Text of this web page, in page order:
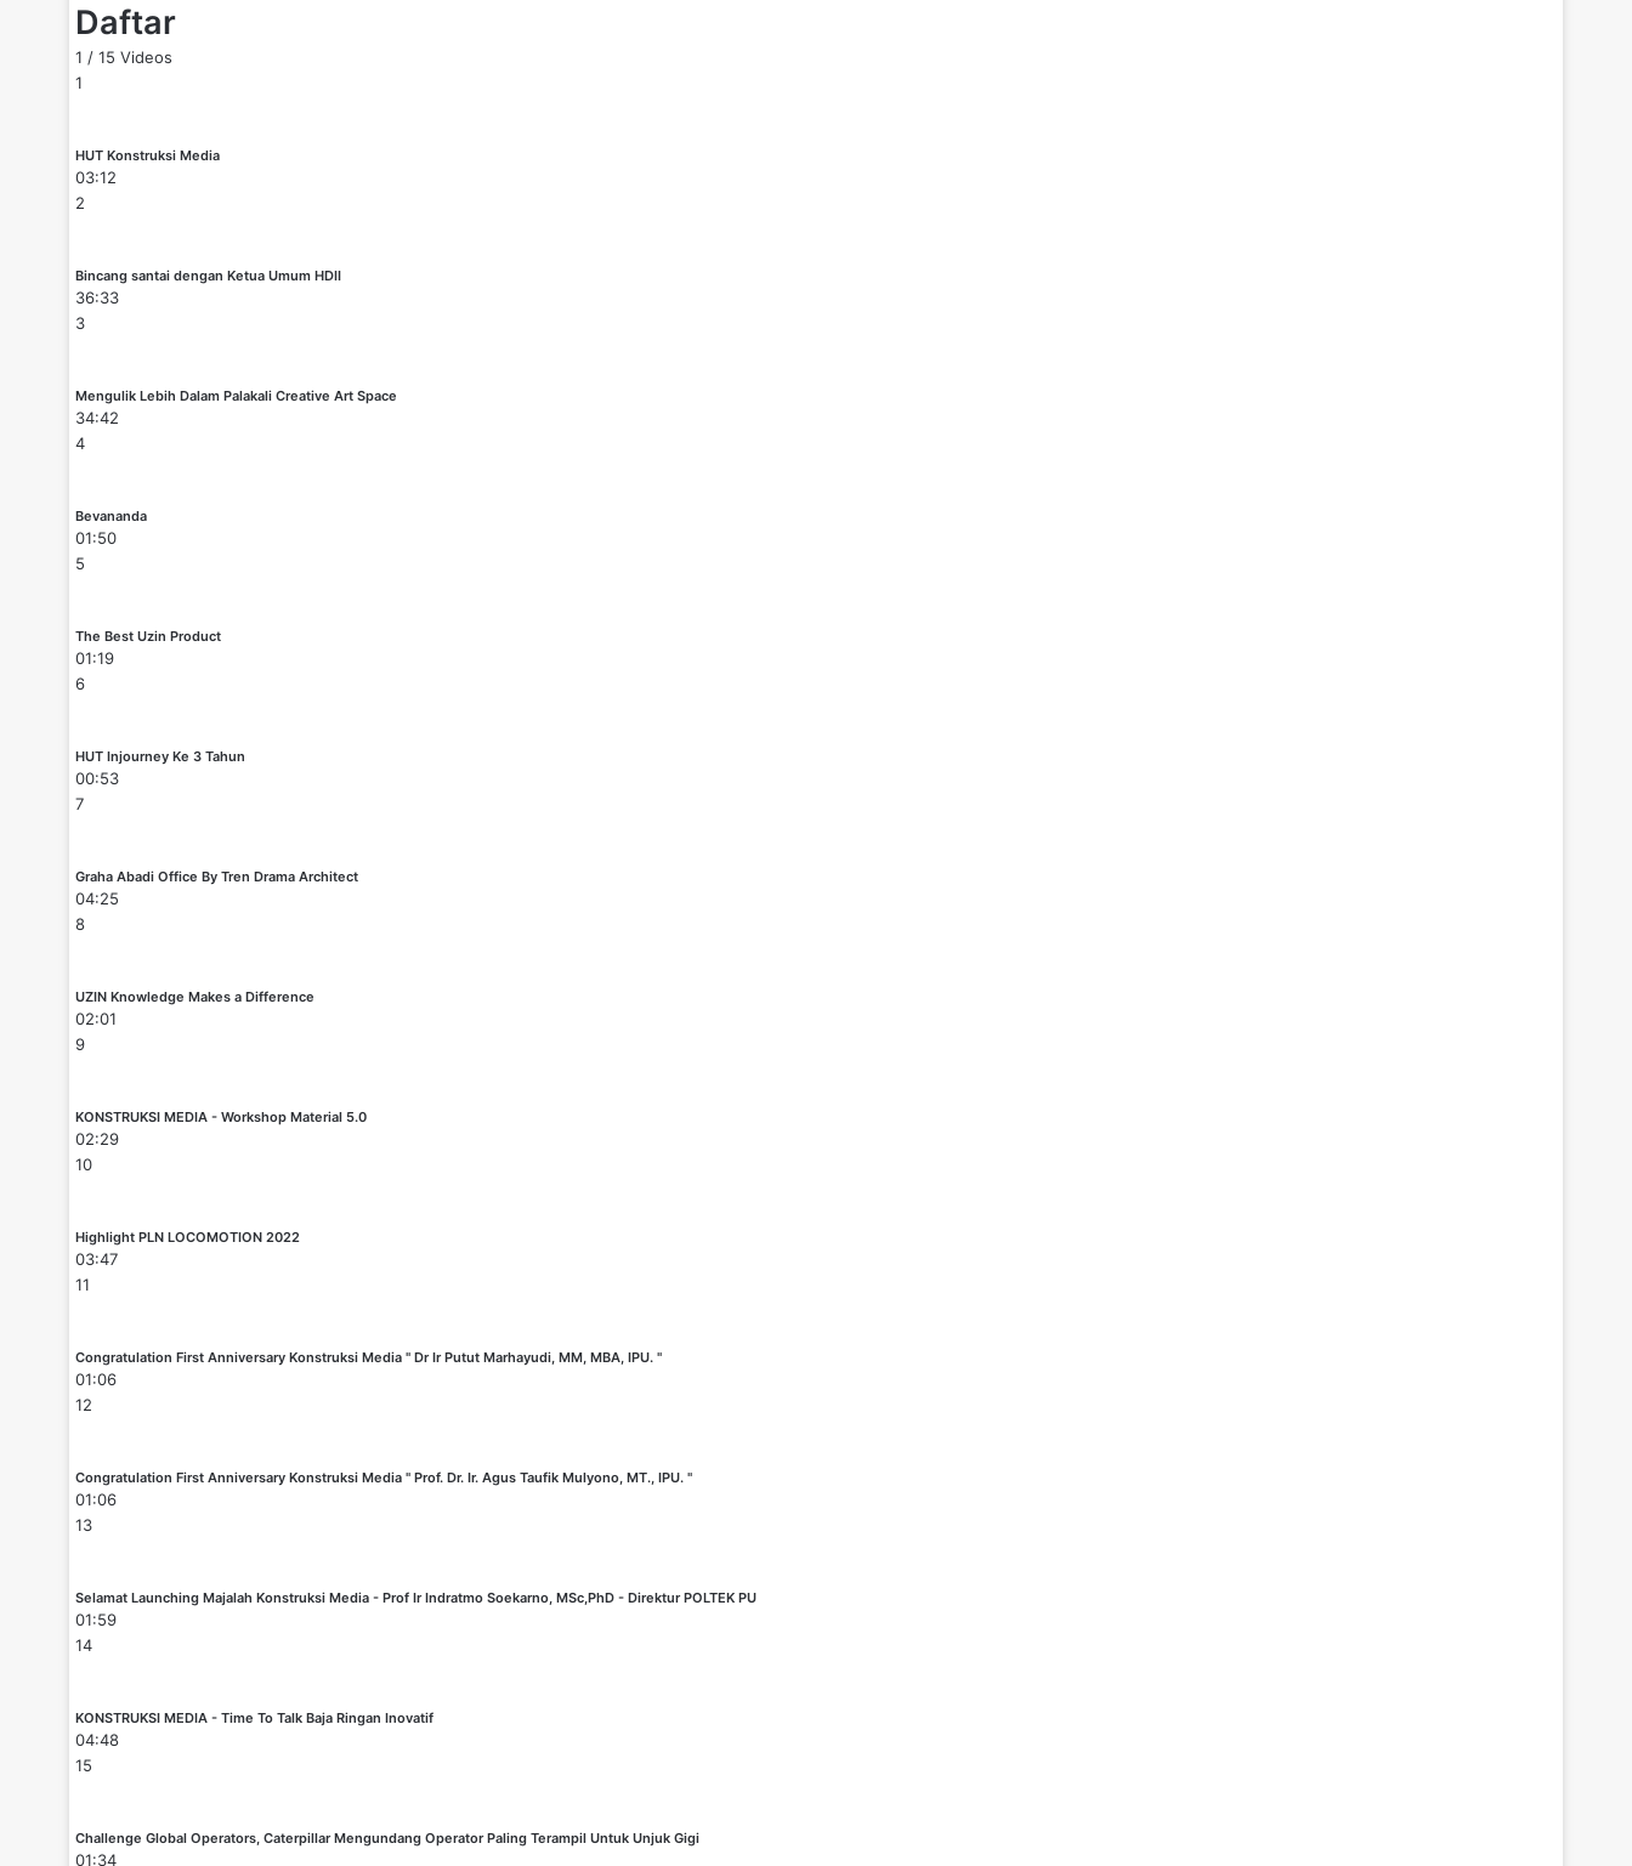
Daftar
1 / 15 Videos
1
HUT Konstruksi Media
03:12
2
Bincang santai dengan Ketua Umum HDII
36:33
3
Mengulik Lebih Dalam Palakali Creative Art Space
34:42
4
Bevananda
01:50
5
The Best Uzin Product
01:19
6
HUT Injourney Ke 3 Tahun
00:53
7
Graha Abadi Office By Tren Drama Architect
04:25
8
UZIN Knowledge Makes a Difference
02:01
9
KONSTRUKSI MEDIA - Workshop Material 5.0
02:29
10
Highlight PLN LOCOMOTION 2022
03:47
11
Congratulation First Anniversary Konstruksi Media " Dr Ir Putut Marhayudi, MM, MBA, IPU. "
01:06
12
Congratulation First Anniversary Konstruksi Media " Prof. Dr. Ir. Agus Taufik Mulyono, MT., IPU. "
01:06
13
Selamat Launching Majalah Konstruksi Media - Prof Ir Indratmo Soekarno, MSc,PhD - Direktur POLTEK PU
01:59
14
KONSTRUKSI MEDIA - Time To Talk Baja Ringan Inovatif
04:48
15
Challenge Global Operators, Caterpillar Mengundang Operator Paling Terampil Untuk Unjuk Gigi
01:34